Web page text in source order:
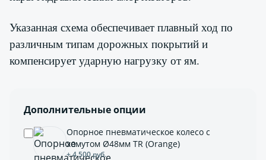
Указанная схема обеспечивает плавный ход по
различным типам дорожных покрытий и
компенсирует ударную нагрузку от ям.
Дополнительные опции
Опорное пневматическое колесо с
хомутом Ø48мм TR (Orange)
+ 4 500 руб.